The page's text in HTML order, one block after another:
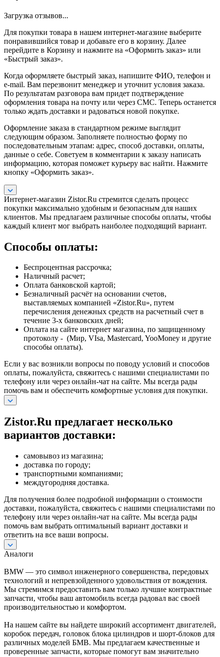
Загрузка отзывов...
Для покупки товара в нашем интернет-магазине выберите
понравившийся товар и добавьте его в корзину. Далее
перейдите в Корзину и нажмите на «Оформить заказ» или
«Быстрый заказ».
Когда оформляете быстрый заказ, напишите ФИО, телефон и
e-mail. Вам перезвонит менеджер и уточнит условия заказа.
По результатам разговора вам придет подтверждение
оформления товара на почту или через СМС. Теперь останется
только ждать доставки и радоваться новой покупке.
Оформление заказа в стандартном режиме выглядит
следующим образом. Заполняете полностью форму по
последовательным этапам: адрес, способ доставки, оплаты,
данные о себе. Советуем в комментарии к заказу написать
информацию, которая поможет курьеру вас найти. Нажмите
кнопку «Оформить заказ».
Интернет-магазин Zistor.Ru стремится сделать процесс
покупки максимально удобным и безопасным для наших
клиентов. Мы предлагаем различные способы оплаты, чтобы
каждый клиент мог выбрать наиболее подходящий вариант.
Способы оплаты:
Беспроцентная рассрочка;
Наличный расчет;
Оплата банковской картой;
Безналичный расчёт на основании счетов,
выставляемых компанией «Zistor.Ru», путем
перечисления денежных средств на расчетный счет в
течение 3-х банковских дней;
Оплата на сайте интернет магазина, по защищенному
протоколу - (Мир, VIsa, Mastercard, YooMoney и другие
способы оплаты).
Если у вас возникли вопросы по поводу условий и способов
оплаты, пожалуйста, свяжитесь с нашими специалистами по
телефону или через онлайн-чат на сайте. Мы всегда рады
помочь вам и обеспечить комфортные условия для покупки.
Zistor.Ru предлагает несколько
вариантов доставки:
самовывоз из магазина;
доставка по городу;
транспортными компаниями;
междугородняя доставка.
Для получения более подробной информации о стоимости
доставки, пожалуйста, свяжитесь с нашими специалистами по
телефону или через онлайн-чат на сайте. Мы всегда рады
помочь вам выбрать оптимальный вариант доставки и
ответить на все ваши вопросы.
Аналоги
BMW — это символ инженерного совершенства, передовых
технологий и непревзойденного удовольствия от вождения.
Мы стремимся предоставить вам только лучшие контрактные
запчасти, чтобы ваш автомобиль всегда радовал вас своей
производительностью и комфортом.
На нашем сайте вы найдете широкий ассортимент двигателей,
коробок передач, головок блока цилиндров и шорт-блоков для
различных моделей БМВ. Мы предлагаем качественные и
проверенные запчасти, которые помогут вам значительно